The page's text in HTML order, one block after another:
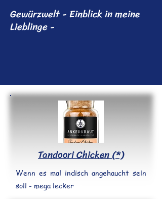
Gewürzwelt - Einblick in meine
Lieblinge -
Tandoori Chicken (*)
Wenn es mal indisch angehaucht sein
soll - mega lecker